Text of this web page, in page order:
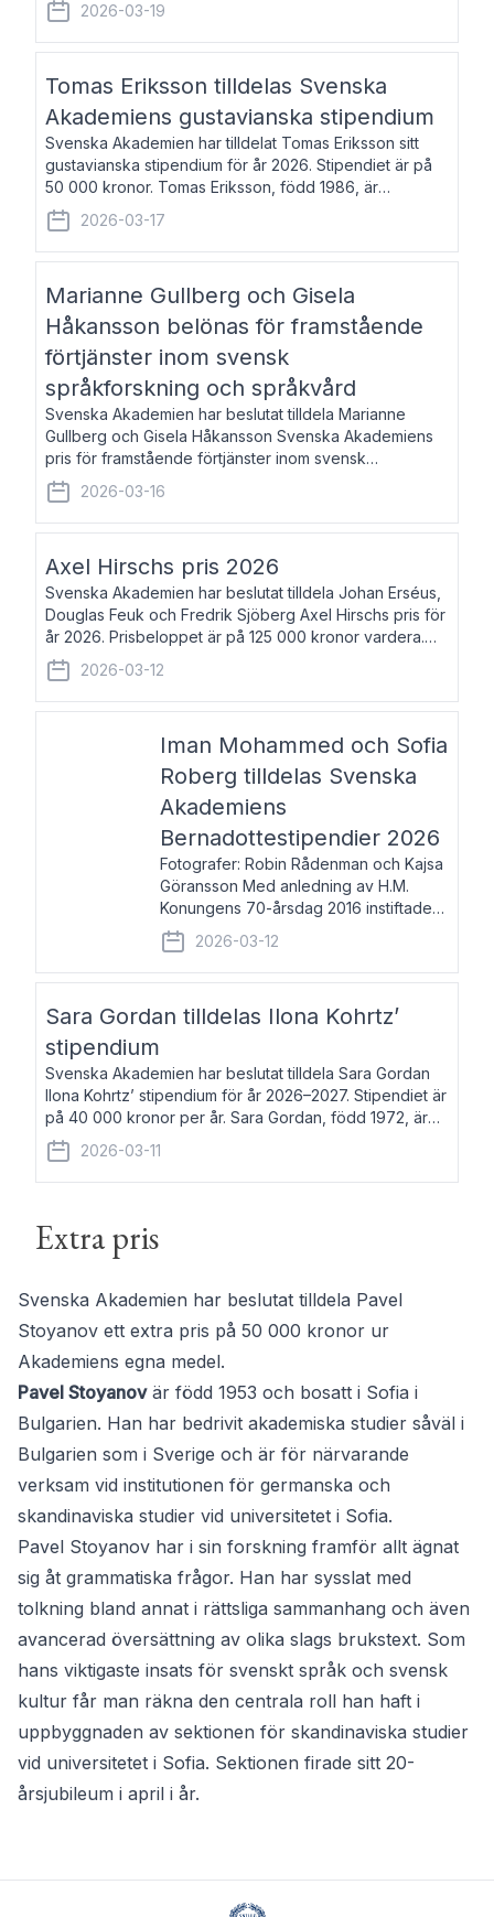
universitet. Han disputerade 2004 på avhan
2026-03-19
Tomas Eriksson tilldelas Svenska
Akademiens gustavianska stipendium
Svenska Akademien har tilldelat Tomas Eriksson sitt
gustavianska stipendium för år 2026. Stipendiet är på
50 000 kronor. Tomas Eriksson, född 1986, är
projektledare inom marknadsföring och författare och
utkom i fjol med boken Syndabocken.
2026-03-17
Marianne Gullberg och Gisela
Håkansson belönas för framstående
förtjänster inom svensk
språkforskning och språkvård
Svenska Akademien har beslutat tilldela Marianne
Gullberg och Gisela Håkansson Svenska Akademiens
pris för framstående förtjänster inom svensk
språkforskning och språkvård till minne av Carl Gabriel
och Karin Forsberg för år 2026. Prissumma
2026-03-16
Axel Hirschs pris 2026
Svenska Akademien har beslutat tilldela Johan Erséus,
Douglas Feuk och Fredrik Sjöberg Axel Hirschs pris för
år 2026. Prisbeloppet är på 125 000 kronor vardera.
Johan Erséus, född 1959, är fackboksförfattare och
journalist med mångårigt för
2026-03-12
Iman Mohammed och Sofia
Roberg tilldelas Svenska
Akademiens
Bernadottestipendier 2026
Fotografer: Robin Rådenman och Kajsa
Göransson Med anledning av H.M.
Konungens 70-årsdag 2016 instiftade
fem av de kungliga akademierna det så
kallade Bernadotteprogrammet med
syfte att genom stipendier erbjuda stöd
2026-03-12
Sara Gordan tilldelas Ilona Kohrtz’
stipendium
Svenska Akademien har beslutat tilldela Sara Gordan
Ilona Kohrtz’ stipendium för år 2026–2027. Stipendiet är
på 40 000 kronor per år. Sara Gordan, född 1972, är
författare och översättare. Hon debuterade 2006 med
det prosalyriska verket En
2026-03-11
Extra pris
Svenska Akademien har beslutat tilldela Pavel
Stoyanov ett extra pris på 50 000 kronor ur
Akademiens egna medel.
Pavel Stoyanovär född 1953 och bosatt i Sofia i
Bulgarien. Han har bedrivit akademiska studier såväl i
Bulgarien som i Sverige och är för närvarande
verksam vid institutionen för germanska och
skandinaviska studier vid universitetet i Sofia.
Pavel Stoyanov har i sin forskning framför allt ägnat
sig åt grammatiska frågor. Han har sysslat med
tolkning bland annat i rättsliga sammanhang och även
avancerad översättning av olika slags brukstext. Som
hans viktigaste insats för svenskt språk och svensk
kultur får man räkna den centrala roll han haft i
uppbyggnaden av sektionen för skandinaviska studier
vid universitetet i Sofia. Sektionen firade sitt 20-
årsjubileum i april i år.